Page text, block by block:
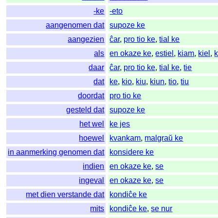
-ke
-eto
aangenomen dat
supoze ke
aangezien
ĉar, pro tio ke,tial ke
als
en okaze ke,estiel , kiam, kiel ,
daar
ĉar, pro tio ke,tial ke,tie
dat
ke, kio, kiu, kiun,tio,tiu
doordat
pro tio ke
gesteld dat
supoze ke
het wel
ke jes
hoewel
kvankam, malgraŭ ke
in aanmerking genomen dat
konsidere ke
indien
en okaze ke,se
ingeval
en okaze ke,se
met dien verstande dat
kondiĉe ke
mits
kondiĉe ke,se nur